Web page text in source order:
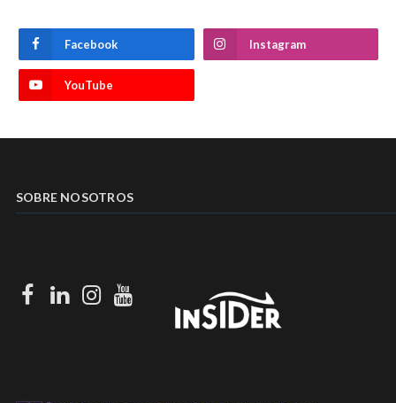
Facebook Instagram
YouTube
SOBRE NOSOTROS
Facebook
LinkedIn
Instagram
Youtube